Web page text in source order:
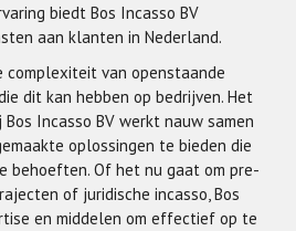
biedt Bos Incasso BV
aan klanten in Nederland.
complexiteit van openstaande
dit kan hebben op bedrijven. Het
Incasso BV werkt nauw samen
oplossingen te bieden die
behoeften. Of het nu gaat om pre-
of juridische incasso, Bos
en middelen om effectief op te